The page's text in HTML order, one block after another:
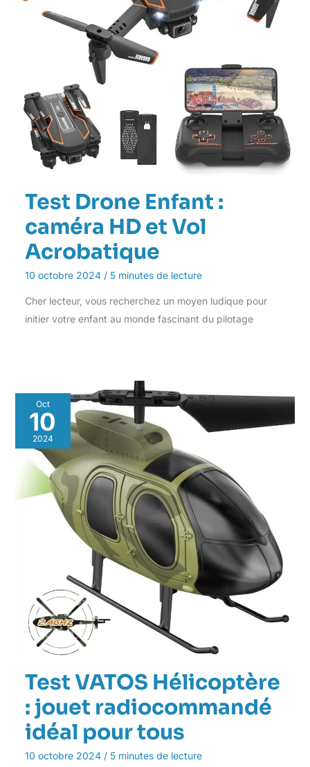
Test Drone Enfant :
caméra HD et Vol
Acrobatique
10 octobre 2024 / 5 minutes de lecture
Cher lecteur, vous recherchez un moyen ludique pour
initier votre enfant au monde fascinant du pilotage
Oct
10
2024
Test VATOS Hélicoptère
: jouet radiocommandé
idéal pour tous
10 octobre 2024 / 5 minutes de lecture